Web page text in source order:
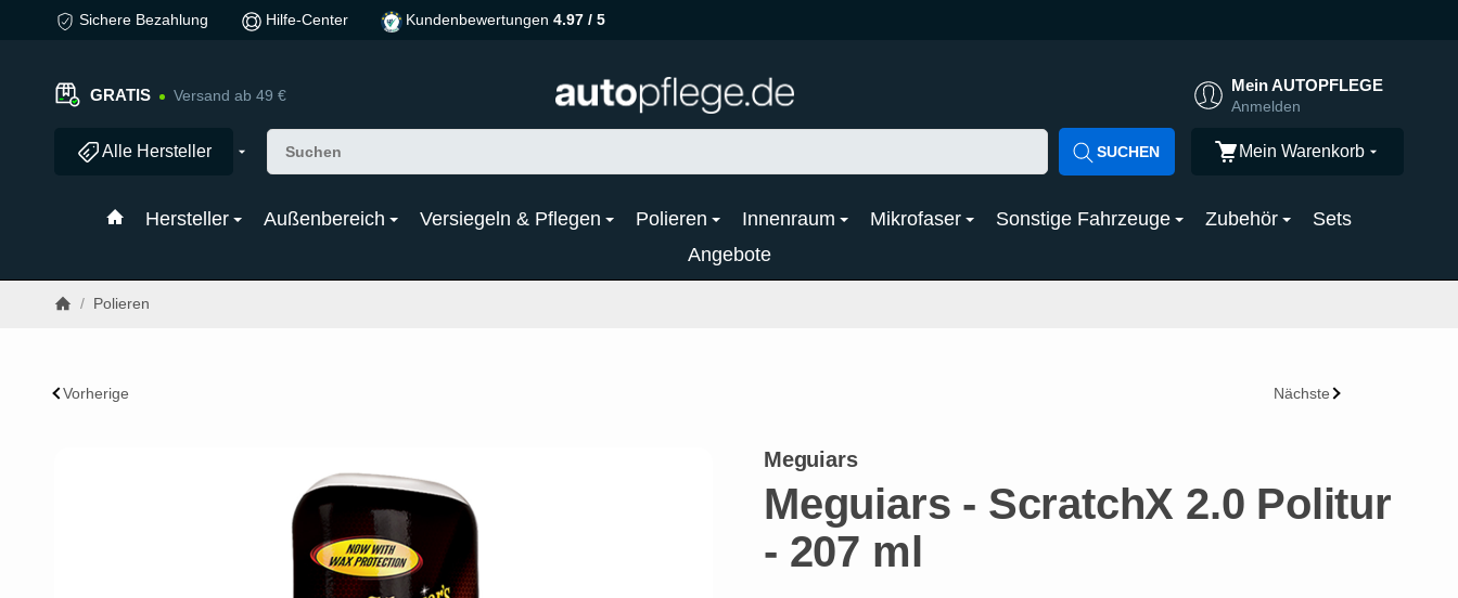
Sichere Bezahlung Hilfe-Center Kundenbewertungen 4.97 / 5
GRATIS Versand ab 49 €
Mein AUTOPFLEGE
Anmelden
Alle Hersteller SUCHEN Mein Warenkorb
Hersteller Außenbereich Versiegeln & Pflegen Polieren Innenraum Mikrofaser Sonstige Fahrzeuge Zubehör
Sets
Angebote
/ Polieren
Vorherige Nächste
Meguiars
Meguiars - ScratchX 2.0 Politur
- 207 ml